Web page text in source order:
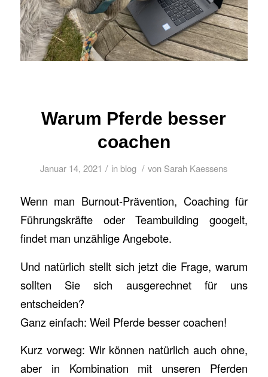
Warum Pferde besser
coachen
Januar 14, 2021 / in blog / von Sarah Kaessens
Wenn man Burnout-Prävention, Coaching für
Führungskräfte oder Teambuilding googelt,
findet man unzählige Angebote.
Und natürlich stellt sich jetzt die Frage, warum
sollten Sie sich ausgerechnet für uns
entscheiden?
Ganz einfach: Weil Pferde besser coachen!
Kurz vorweg: Wir können natürlich auch ohne,
aber in Kombination mit unseren Pferden